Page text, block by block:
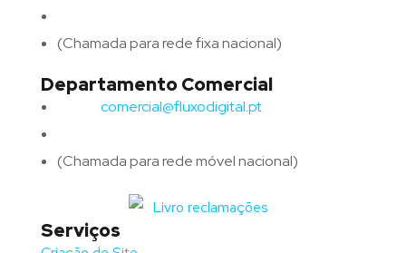
(Chamada para rede fixa nacional)
Departamento Comercial
comercial@fluxodigital.pt
(Chamada para rede móvel nacional)
Serviços